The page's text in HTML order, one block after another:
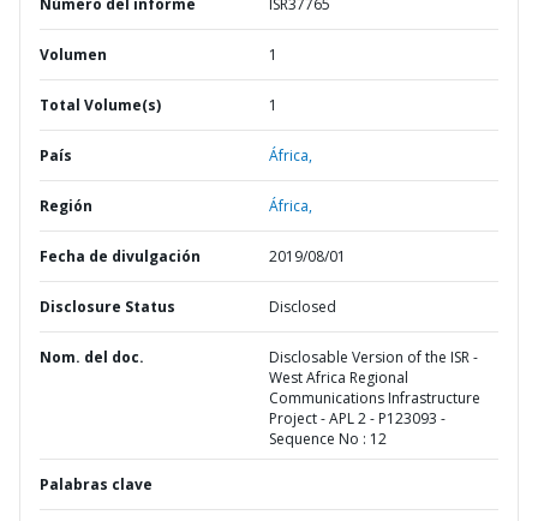
Número del informe ISR37765
Volumen 1
Total Volume(s) 1
País África,
Región África,
Fecha de divulgación 2019/08/01
Disclosure Status Disclosed
Nom. del doc.
Disclosable Version of the ISR -
West Africa Regional
Communications Infrastructure
Project - APL 2 - P123093 -
Sequence No : 12
Palabras clave